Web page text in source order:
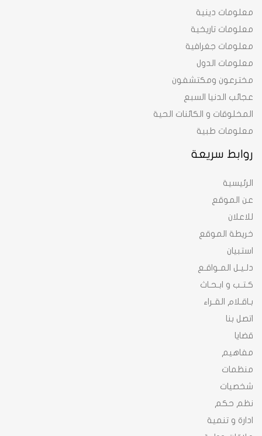
روابط سريعة
الرئيسية
عن الموقع
للاعلان
خريطة الموقع
استبيان
دلـيـل المـواقـع
كـتـب و ابـحـاث
بـاقـلام القـراء
اتصل بنا
قضايا
مفاهيم
منظمات
شخصيات
نظم حكم
ادارة و تنمية
معلومات دينية
معلومات تاريخية
معلومات جغرافية
معلومات الدول
مخترعون ومكتشفون
عجائب الدنيا السبع
المخلوقات و الكائنات الحية
معلومات طبية